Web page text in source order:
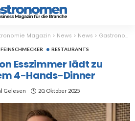
Magazin > News > News > Gastronomie
RESTAURANTS
Esszimmer lädt zu
4-Hands-Dinner
Gelesen 20. Oktober 2025